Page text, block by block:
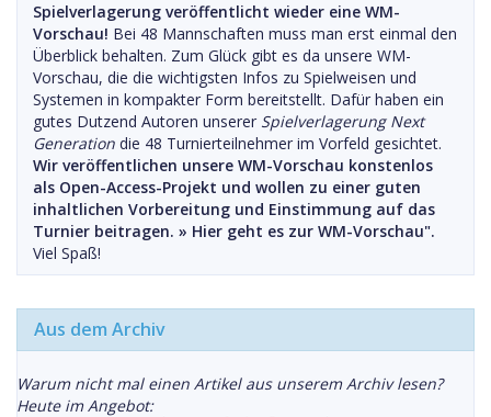
Spielverlagerung veröffentlicht wieder eine WM-
Vorschau! Bei 48 Mannschaften muss man erst einmal den
Überblick behalten. Zum Glück gibt es da unsere WM-
Vorschau, die die wichtigsten Infos zu Spielweisen und
Systemen in kompakter Form bereitstellt. Dafür haben ein
gutes Dutzend Autoren unserer Spielverlagerung Next
Generation die 48 Turnierteilnehmer im Vorfeld gesichtet.
Wir veröffentlichen unsere WM-Vorschau konstenlos
als Open-Access-Projekt und wollen zu einer guten
inhaltlichen Vorbereitung und Einstimmung auf das
Turnier beitragen. » Hier geht es zur WM-Vorschau".
Viel Spaß!
Aus dem Archiv
Warum nicht mal einen Artikel aus unserem Archiv lesen?
Heute im Angebot: